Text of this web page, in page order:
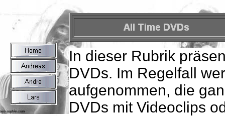
In dieser Rubrik
DVDs. Im Regelfall
aufgenommen, die
DVDs mit Videoclips